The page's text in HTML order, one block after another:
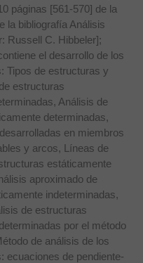
páginas [561-570] de la
la bibliografía Análisis
Russell C. Hibbeler];
el desarrollo de los
Tipos de estructuras y
estructuras
Análisis de
determinadas,
en miembros
y arcos, Líneas de
estáticamente
aproximado de
indeterminadas,
de estructuras
por el método
de análisis de los
ecuaciones de pendiente-